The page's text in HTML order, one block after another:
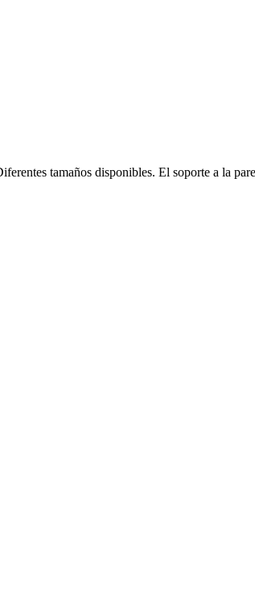
tamaños disponibles. El soporte a la